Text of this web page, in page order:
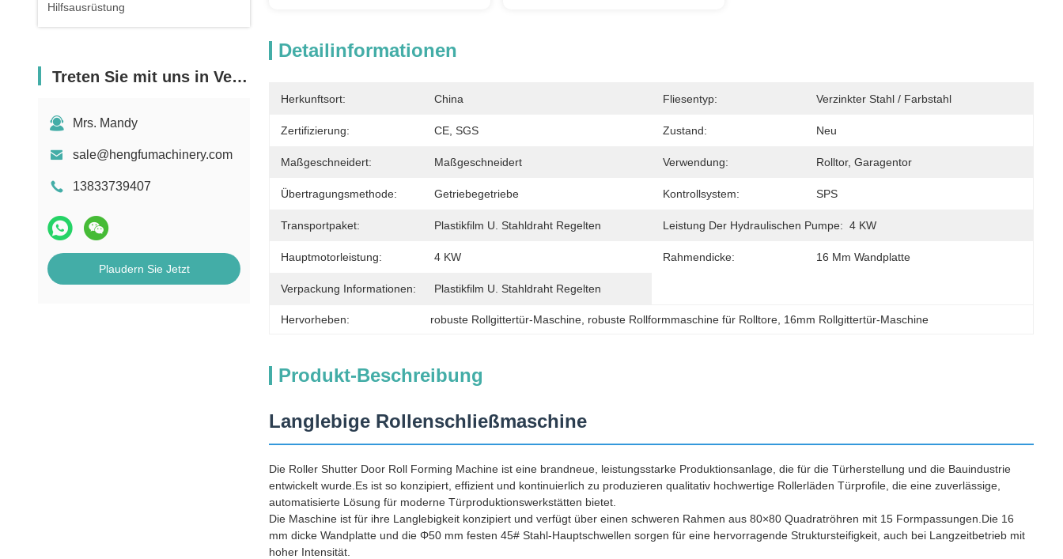
Hilfsausrüstung
Treten Sie mit uns in Verbindung
Mrs. Mandy
sale@hengfumachinery.com
13833739407
Plaudern Sie Jetzt
Detailinformationen
Herkunftsort: China Fliesentyp: Verzinkter Stahl / Farbstahl
Zertifizierung: CE, SGS Zustand: Neu
Maßgeschneidert: Maßgeschneidert Verwendung: Rolltor, Garagentor
Übertragungsmethode: Getriebegetriebe Kontrollsystem: SPS
Transportpaket: Plastikfilm U. Stahldraht Regelten Leistung Der Hydraulischen Pumpe: 4 KW
Hauptmotorleistung: 4 KW Rahmendicke: 16 Mm Wandplatte
Verpackung Informationen: Plastikfilm U. Stahldraht Regelten
Hervorheben: robuste Rollgittertür-Maschine, robuste Rollformmaschine für Rolltore, 16mm Rollgittertür-Maschine
Produkt-Beschreibung
Langlebige Rollenschließmaschine
Die Roller Shutter Door Roll Forming Machine ist eine brandneue, leistungsstarke Produktionsanlage, die für die Türherstellung und die Bauindustrie
entwickelt wurde.Es ist so konzipiert, effizient und kontinuierlich zu produzieren qualitativ hochwertige Rollerläden Türprofile, die eine zuverlässige,
automatisierte Lösung für moderne Türproduktionswerkstätten bietet.
Die Maschine ist für ihre Langlebigkeit konzipiert und verfügt über einen schweren Rahmen aus 80×80 Quadratröhren mit 15 Formpassungen.Die 16
mm dicke Wandplatte und die Φ50 mm festen 45# Stahl-Hauptschwellen sorgen für eine hervorragende Struktursteifigkeit, auch bei Langzeitbetrieb mit
hoher Intensität.